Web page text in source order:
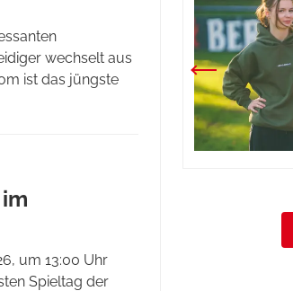
wechselt aus
ist das jüngste
um 13:00 Uhr
Spieltag der